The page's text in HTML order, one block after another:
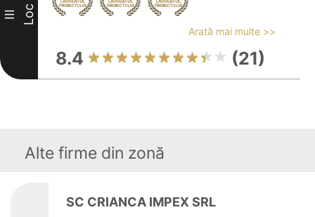
III Loc
Arată mai multe >>
8.4 (21)
Alte firme din zonă
SC CRIANCA IMPEX SRL